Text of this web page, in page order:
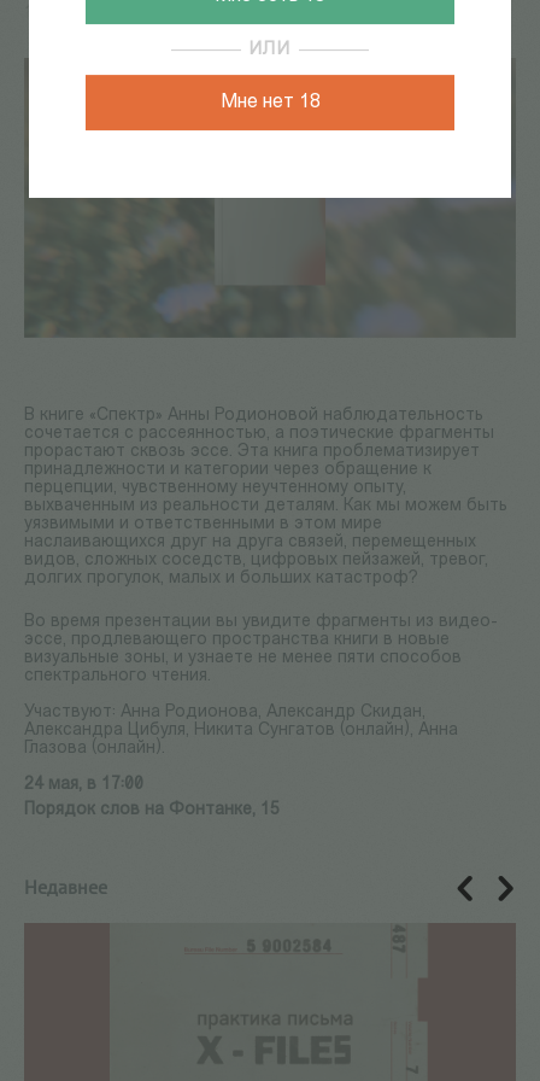
ИЛИ
Мне нет 18
В книге «Спектр» Анны Родионовой наблюдательность
сочетается с рассеянностью, а поэтические фрагменты
прорастают сквозь эссе. Эта книга проблематизирует
принадлежности и категории через обращение к
перцепции, чувственному неучтенному опыту,
выхваченным из реальности деталям. Как мы можем быть
уязвимыми и ответственными в этом мире
наслаивающихся друг на друга связей, перемещенных
видов, сложных соседств, цифровых пейзажей, тревог,
долгих прогулок, малых и больших катастроф?
Во время презентации вы увидите фрагменты из видео-
эссе, продлевающего пространства книги в новые
визуальные зоны, и узнаете не менее пяти способов
спектрального чтения.
Участвуют: Анна Родионова, Александр Скидан,
Александра Цибуля, Никита Сунгатов (онлайн), Анна
Глазова (онлайн).
24 мая, в 17:00
Порядок слов на Фонтанке, 15
Недавнее